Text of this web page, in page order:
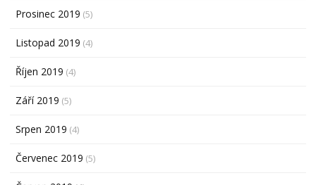
Prosinec 2019 (5)
Listopad 2019 (4)
Říjen 2019 (4)
Září 2019 (5)
Srpen 2019 (4)
Červenec 2019 (5)